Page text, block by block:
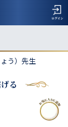
う）先生
る